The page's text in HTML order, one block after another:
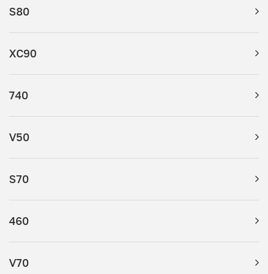
S80
XC90
740
V50
S70
460
V70